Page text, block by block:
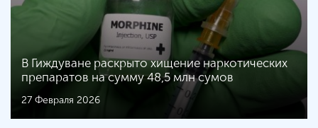
В Гиждуване раскрыто хищение наркотических
препаратов на сумму 48,5 млн сумов
27 Февраля 2026